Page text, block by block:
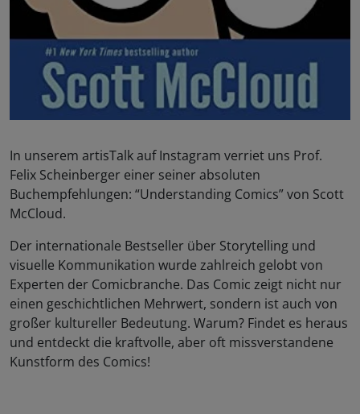
In unserem artisTalk auf Instagram verriet uns Prof.
Felix Scheinberger einer seiner absoluten
Buchempfehlungen: “Understanding Comics” von Scott
McCloud.
Der internationale Bestseller über Storytelling und
visuelle Kommunikation wurde zahlreich gelobt von
Experten der Comicbranche. Das Comic zeigt nicht nur
einen geschichtlichen Mehrwert, sondern ist auch von
großer kultureller Bedeutung. Warum? Findet es heraus
und entdeckt die kraftvolle, aber oft missverstandene
Kunstform des Comics!